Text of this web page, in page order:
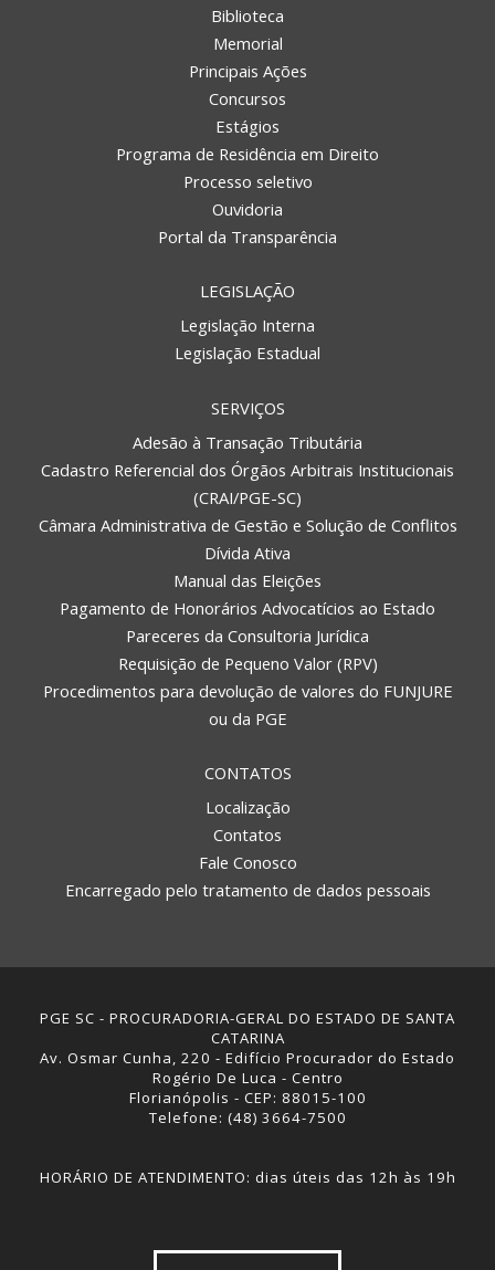
Biblioteca
Memorial
Principais Ações
Concursos
Estágios
Programa de Residência em Direito
Processo seletivo
Ouvidoria
Portal da Transparência
LEGISLAÇÃO
Legislação Interna
Legislação Estadual
SERVIÇOS
Adesão à Transação Tributária
Cadastro Referencial dos Órgãos Arbitrais Institucionais
(CRAI/PGE-SC)
Câmara Administrativa de Gestão e Solução de Conflitos
Dívida Ativa
Manual das Eleições
Pagamento de Honorários Advocatícios ao Estado
Pareceres da Consultoria Jurídica
Requisição de Pequeno Valor (RPV)
Procedimentos para devolução de valores do FUNJURE
ou da PGE
CONTATOS
Localização
Contatos
Fale Conosco
Encarregado pelo tratamento de dados pessoais
PGE SC - PROCURADORIA-GERAL DO ESTADO DE SANTA
CATARINA
Av. Osmar Cunha, 220 - Edifício Procurador do Estado
Rogério De Luca - Centro
Florianópolis - CEP: 88015-100
Telefone: (48) 3664-7500
HORÁRIO DE ATENDIMENTO: dias úteis das 12h às 19h